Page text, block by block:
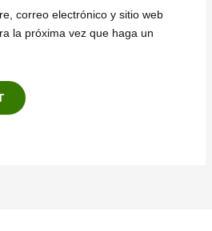
correo electrónico y sitio web
la próxima vez que haga un